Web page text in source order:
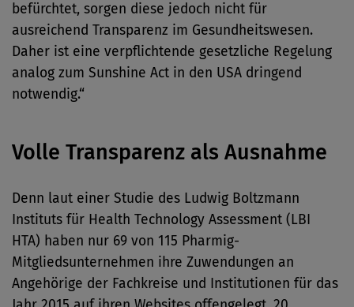
befürchtet, sorgen diese jedoch nicht für
ausreichend Transparenz im Gesundheitswesen.
Daher ist eine verpflichtende gesetzliche Regelung
analog zum Sunshine Act in den USA dringend
notwendig.“
Volle Transparenz als Ausnahme
Denn laut einer Studie des Ludwig Boltzmann
Instituts für Health Technology Assessment (LBI
HTA) haben nur 69 von 115 Pharmig-
Mitgliedsunternehmen ihre Zuwendungen an
Angehörige der Fachkreise und Institutionen für das